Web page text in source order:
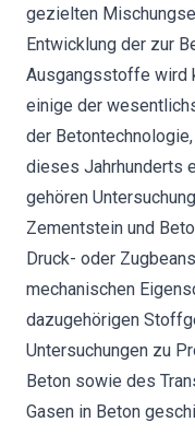
gezielten
Entwicklung der zur
Ausgangsstoffe wird
einige der
der
dieses Jahrhunderts
gehören
Zementstein und
Druck- oder
mechanischen
dazugehörigen
Untersuchungen zu
Beton sowie des
Gasen in Beton